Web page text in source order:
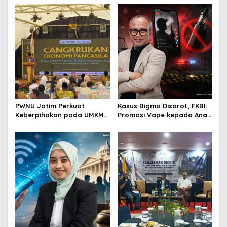
Perkuat Ekosistem Pensiun
Berkelanjutan
Dinilai Penting Hadapi
Bonus Demografi
PWNU Jatim Perkuat
Keberpihakan pada UMKM
Kasus Bigmo Disorot, FKBI:
Promosi Vape kepada Anak
Pidana